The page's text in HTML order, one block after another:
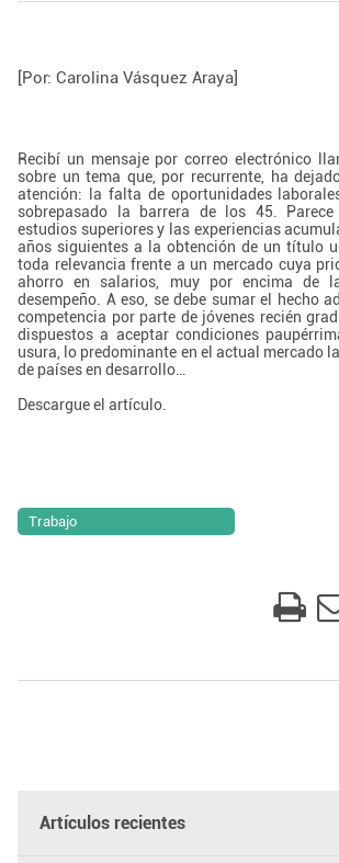
[Por: Carolina Vásquez Araya]
Recibí un mensaje por correo electrónico
sobre un tema que, por recurrente, ha
atención: la falta de oportunidades
sobrepasado la barrera de los 45.
estudios superiores y las experiencias
años siguientes a la obtención de un título
toda relevancia frente a un mercado cuya
ahorro en salarios, muy por encima de
desempeño. A eso, se debe sumar el hecho
competencia por parte de jóvenes recién
dispuestos a aceptar condiciones
usura, lo predominante en el actual mercado
de países en desarrollo…
Descargue el artículo.
Trabajo
Artículos recientes